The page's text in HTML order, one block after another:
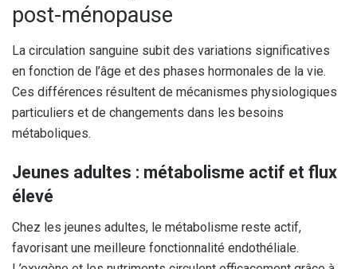
post-ménopause
La circulation sanguine subit des variations significatives
en fonction de l’âge et des phases hormonales de la vie.
Ces différences résultent de mécanismes physiologiques
particuliers et de changements dans les besoins
métaboliques.
Jeunes adultes : métabolisme actif et flux
élevé
Chez les jeunes adultes, le métabolisme reste actif,
favorisant une meilleure fonctionnalité endothéliale.